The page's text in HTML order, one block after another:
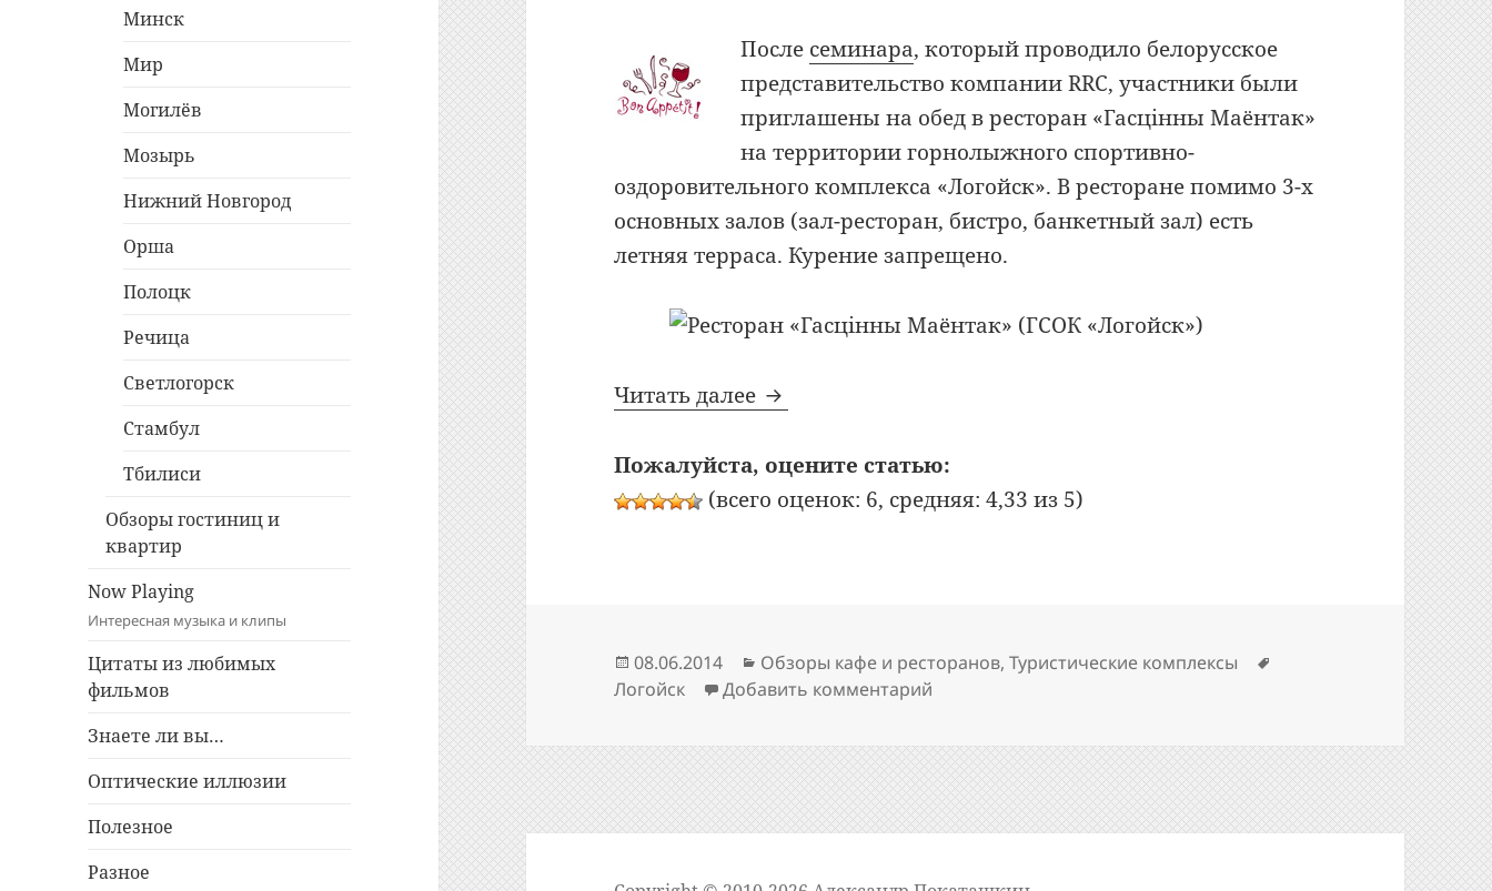
Минск
Мир
Могилёв
Мозырь
Нижний Новгород
Орша
Полоцк
Речица
Светлогорск
Стамбул
Тбилиси
Обзоры гостиниц и
квартир
Now Playing
Интересная музыка и клипы
Цитаты из любимых
фильмов
Знаете ли вы…
Оптические иллюзии
Полезное
Разное
После семинара, который проводило белорусское
представительство компании RRC, участники были
приглашены на обед в ресторан «Гасцiнны Маёнтак»
на территории горнолыжного спортивно-
оздоровительного комплекса «Логойск». В ресторане помимо 3-х
основных залов (зал-ресторан, бистро, банкетный зал) есть
летняя терраса. Курение запрещено.
Читать далее Bon Appetit: №248: Ресторан «Гасцiнны Маёнтак» (ГСОК «Логойск»)
Пожалуйста, оцените статью:
(всего оценок: 6, средняя: 4,33 из 5)
Опубликовано
08.06.2014 Рубрики
Обзоры кафе и ресторанов,Туристические комплексы
Логойск
Добавить комментарий